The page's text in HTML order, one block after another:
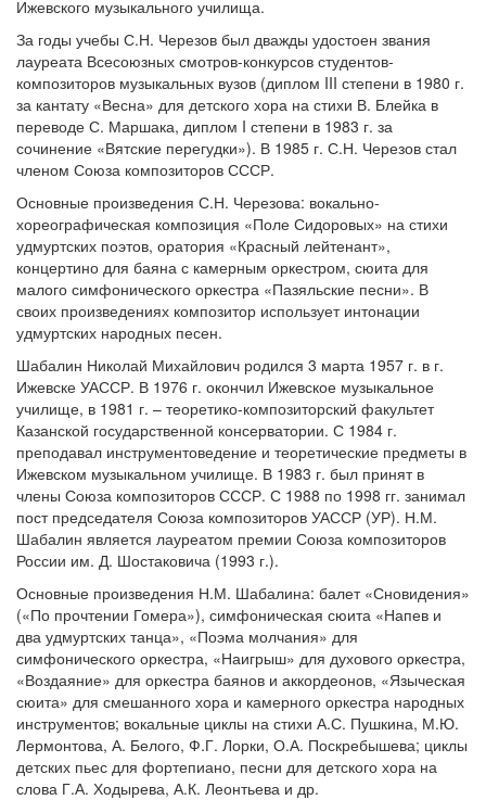
Ижевского музыкального училища.
За годы учебы С.Н. Черезов был дважды удостоен звания
лауреата Всесоюзных смотров-конкурсов студентов-
композиторов музыкальных вузов (диплом III степени в 1980 г.
за кантату «Весна» для детского хора на стихи В. Блейка в
переводе С. Маршака, диплом I степени в 1983 г. за
сочинение «Вятские перегудки»). В 1985 г. С.Н. Черезов стал
членом Союза композиторов СССР.
Основные произведения С.Н. Черезова: вокально-
хореографическая композиция «Поле Сидоровых» на стихи
удмуртских поэтов, оратория «Красный лейтенант»,
концертино для баяна с камерным оркестром, сюита для
малого симфонического оркестра «Пазяльские песни». В
своих произведениях композитор использует интонации
удмуртских народных песен.
Шабалин Николай Михайлович родился 3 марта 1957 г. в г.
Ижевске УАССР. В 1976 г. окончил Ижевское музыкальное
училище, в 1981 г. – теоретико-композиторский факультет
Казанской государственной консерватории. С 1984 г.
преподавал инструментоведение и теоретические предметы в
Ижевском музыкальном училище. В 1983 г. был принят в
члены Союза композиторов СССР. С 1988 по 1998 гг. занимал
пост председателя Союза композиторов УАССР (УР). Н.М.
Шабалин является лауреатом премии Союза композиторов
России им. Д. Шостаковича (1993 г.).
Основные произведения Н.М. Шабалина: балет «Сновидения»
(«По прочтении Гомера»), симфоническая сюита «Напев и
два удмуртских танца», «Поэма молчания» для
симфонического оркестра, «Наигрыш» для духового оркестра,
«Воздаяние» для оркестра баянов и аккордеонов, «Языческая
сюита» для смешанного хора и камерного оркестра народных
инструментов; вокальные циклы на стихи А.С. Пушкина, М.Ю.
Лермонтова, А. Белого, Ф.Г. Лорки, О.А. Поскребышева; циклы
детских пьес для фортепиано, песни для детского хора на
слова Г.А. Ходырева, А.К. Леонтьева и др.